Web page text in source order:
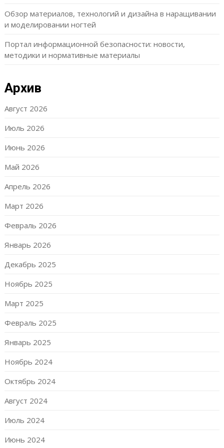
Обзор материалов, технологий и дизайна в наращивании
и моделировании ногтей
Портал информационной безопасности: новости,
методики и нормативные материалы
Архив
Август 2026
Июль 2026
Июнь 2026
Май 2026
Апрель 2026
Март 2026
Февраль 2026
Январь 2026
Декабрь 2025
Ноябрь 2025
Март 2025
Февраль 2025
Январь 2025
Ноябрь 2024
Октябрь 2024
Август 2024
Июль 2024
Июнь 2024